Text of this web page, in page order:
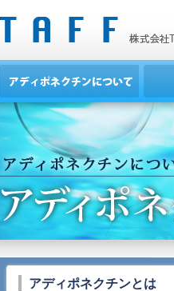
アディポネクチンとは